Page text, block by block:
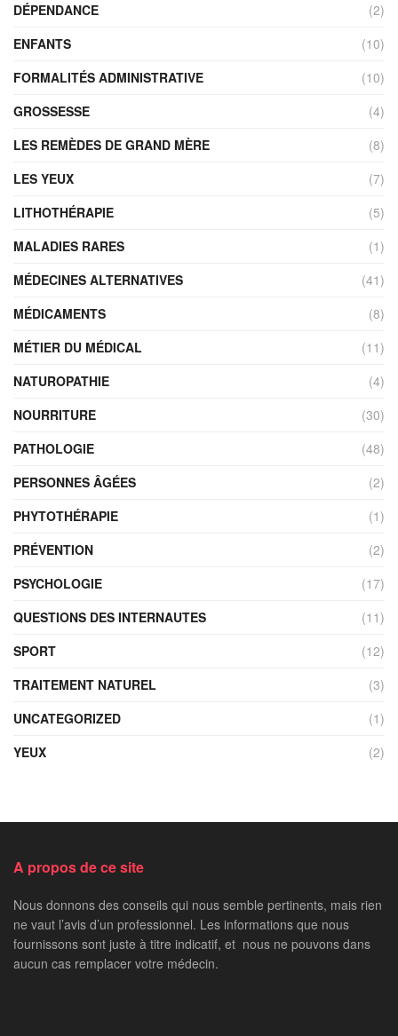
DÉPENDANCE
(2)
ENFANTS
(10)
FORMALITÉS ADMINISTRATIVE
(10)
GROSSESSE
(4)
LES REMÈDES DE GRAND MÈRE
(8)
LES YEUX
(7)
LITHOTHÉRAPIE
(5)
MALADIES RARES
(1)
MÉDECINES ALTERNATIVES
(41)
MÉDICAMENTS
(8)
MÉTIER DU MÉDICAL
(11)
NATUROPATHIE
(4)
NOURRITURE
(30)
PATHOLOGIE
(48)
PERSONNES ÂGÉES
(2)
PHYTOTHÉRAPIE
(1)
PRÉVENTION
(2)
PSYCHOLOGIE
(17)
QUESTIONS DES INTERNAUTES
(11)
SPORT
(12)
TRAITEMENT NATUREL
(3)
UNCATEGORIZED
(1)
YEUX
(2)
A propos de ce site
Nous donnons des conseils qui nous semble pertinents, mais rien
ne vaut l’avis d’un professionnel. Les informations que nous
fournissons sont juste à titre indicatif, et nous ne pouvons dans
aucun cas remplacer votre médecin.